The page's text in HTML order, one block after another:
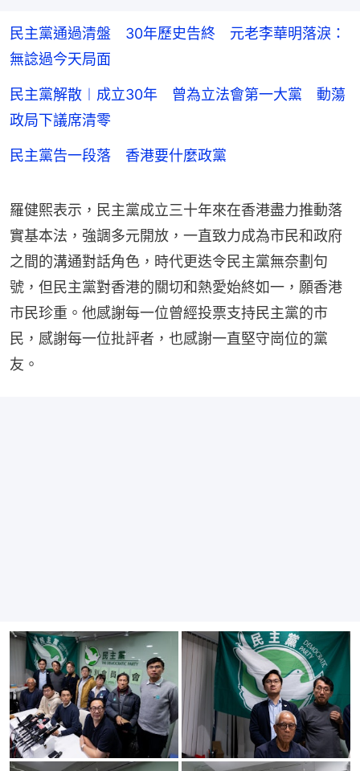
民主黨通過清盤 30年歷史告終 元老李華明落淚：
無諗過今天局面
民主黨解散︱成立30年 曾為立法會第一大黨 動蕩
政局下議席清零
民主黨告一段落 香港要什麼政黨
羅健熙表示，民主黨成立三十年來在香港盡力推動落
實基本法，強調多元開放，一直致力成為市民和政府
之間的溝通對話角色，時代更迭令民主黨無奈劃句
號，但民主黨對香港的關切和熱愛始終如一，願香港
市民珍重。他感謝每一位曾經投票支持民主黨的市
民，感謝每一位批評者，也感謝一直堅守崗位的黨
友。